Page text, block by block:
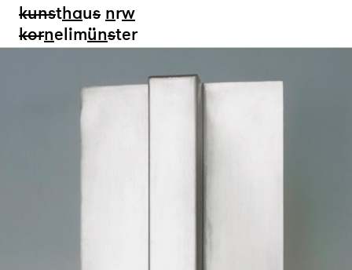
kunsthaus nrw
kornelimünster